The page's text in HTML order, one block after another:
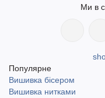
Ми в
Популярне
Вишивка бісером
Вишивка нитками